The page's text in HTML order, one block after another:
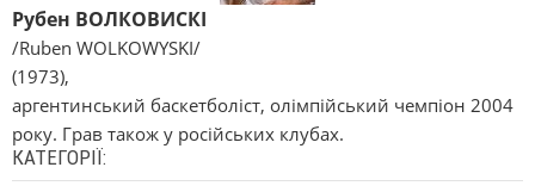
Рубен ВОЛКОВИСКІ
/Ruben WOLKOWYSKI/
(1973),
аргентинський баскетболіст, олімпійський чемпіон 2004
року. Грав також у російських клубах.
КАТЕГОРІЇ: